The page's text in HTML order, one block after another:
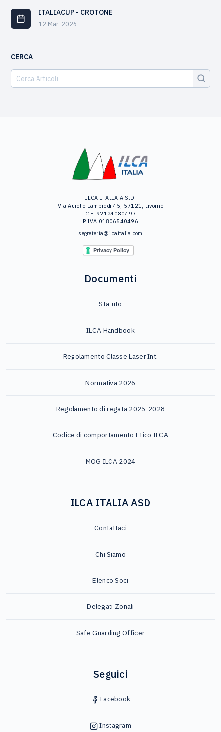
ITALIACUP - CROTONE
12 Mar, 2026
CERCA
ILCA ITALIA A.S.D.
Via Aurelio Lampredi 45, 57121, Livorno
C.F. 92124080497
P.IVA 01806540496
segreteria@ilcaitalia.com
Documenti
Statuto
ILCA Handbook
Regolamento Classe Laser Int.
Normativa 2026
Regolamento di regata 2025-2028
Codice di comportamento Etico ILCA
MOG ILCA 2024
ILCA ITALIA ASD
Contattaci
Chi Siamo
Elenco Soci
Delegati Zonali
Safe Guarding Officer
Seguici
Facebook
Instagram